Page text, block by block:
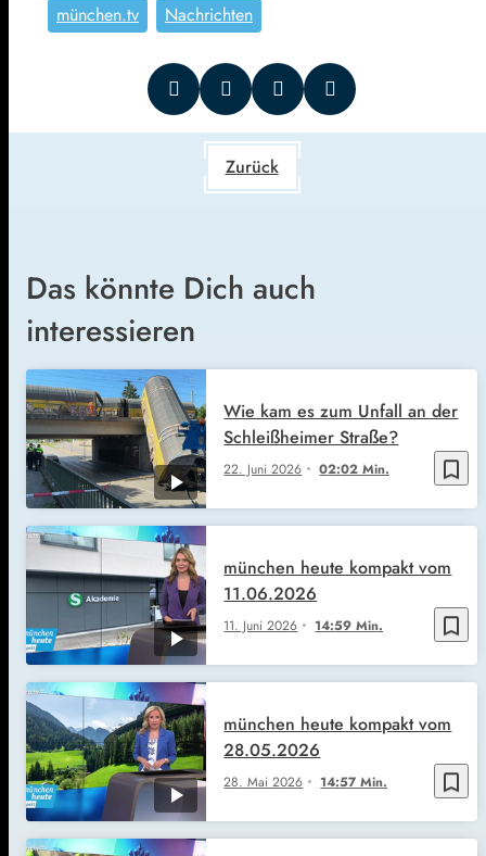
münchen.tv
Nachrichten
Zurück
Das könnte Dich auch
interessieren
bookmark_border
22. Juni 2026 02:02 Min.
Wie kam es zum Unfall an der
Schleißheimer Straße?
bookmark_border
11. Juni 2026 14:59 Min.
münchen heute kompakt vom
11.06.2026
bookmark_border
28. Mai 2026 14:57 Min.
münchen heute kompakt vom
28.05.2026